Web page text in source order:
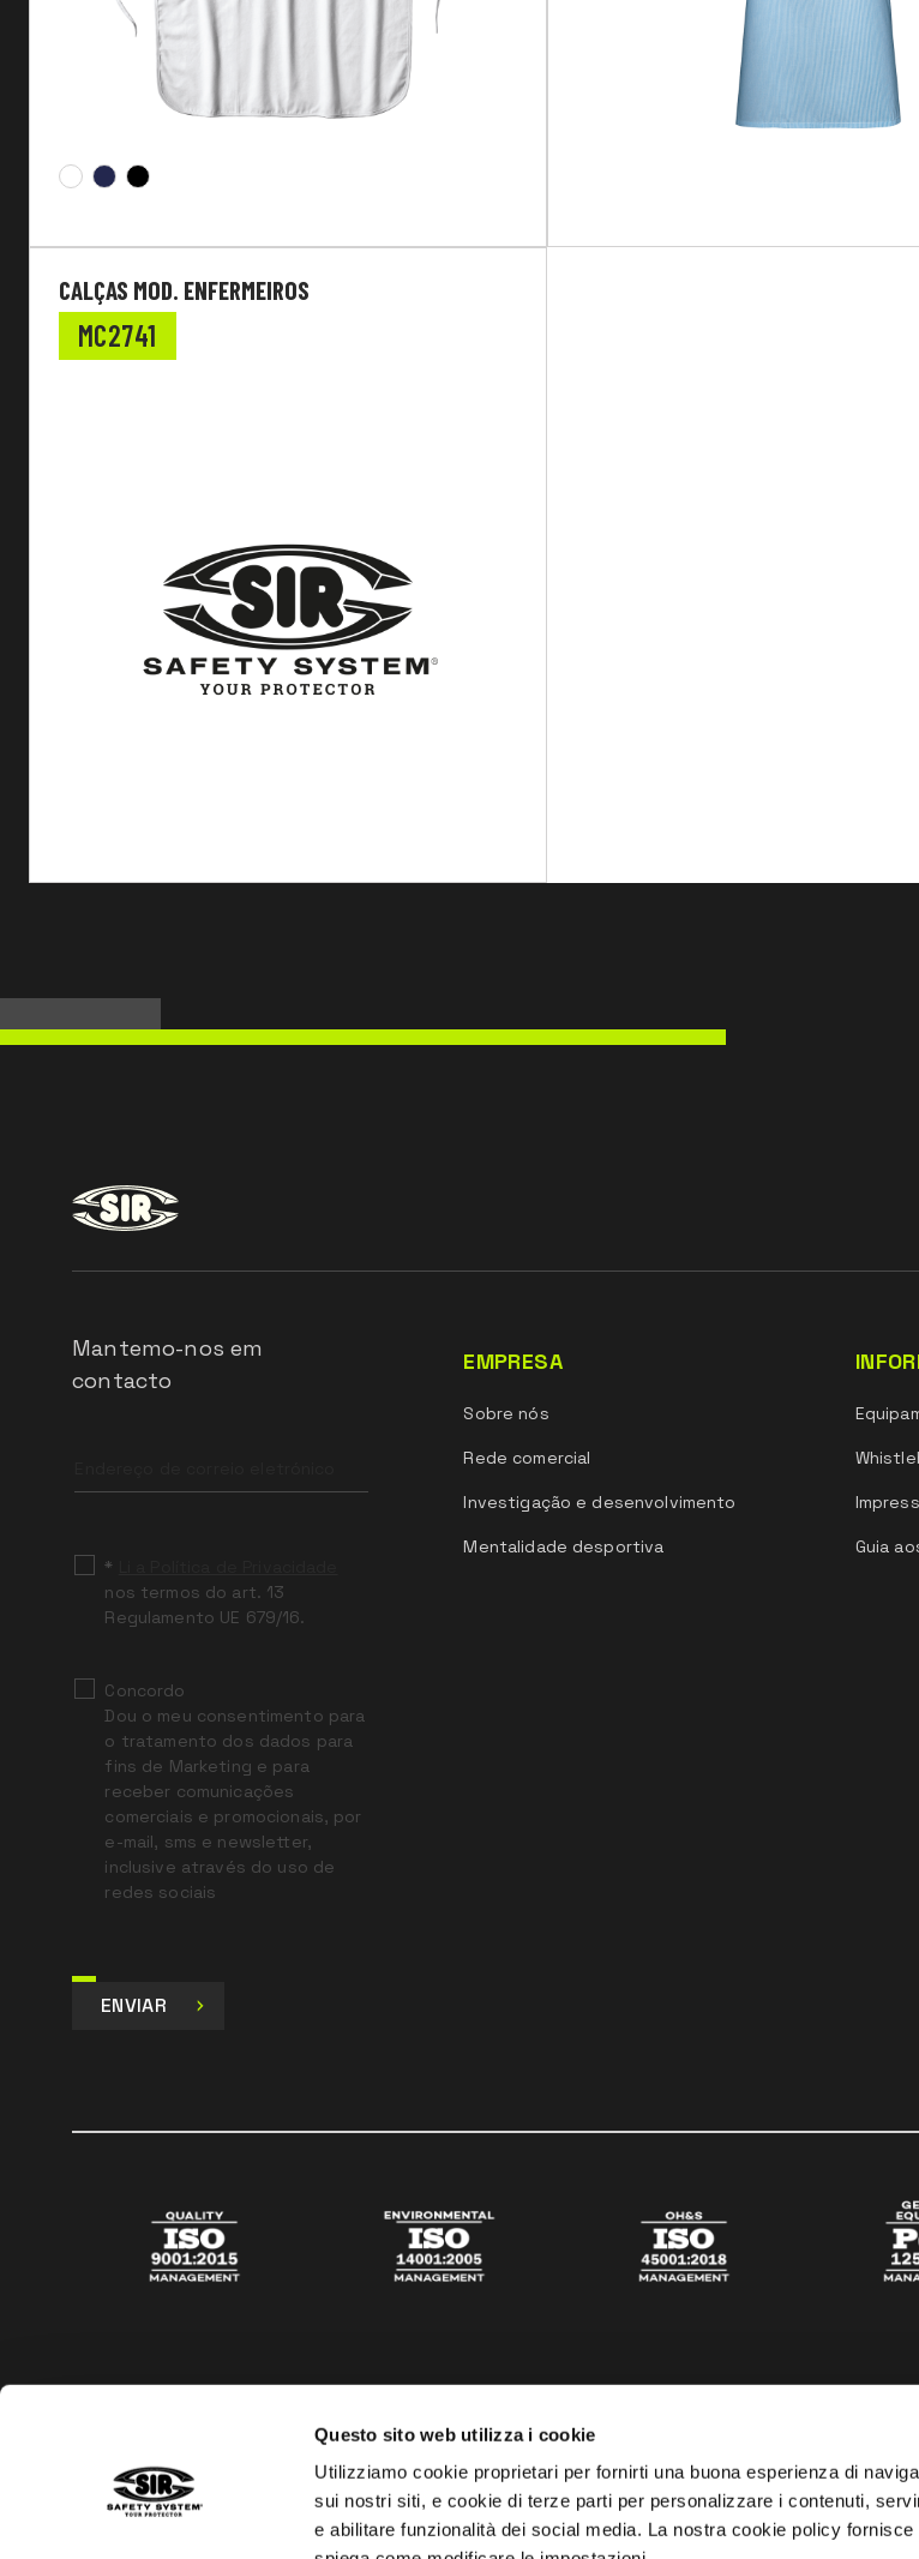
Questo sito web utilizza i cookie
Utilizziamo cookie proprietari per fornirti una buona esperienza di
sui nostri siti, e cookie di terze parti per personalizzare i contenuti,
e abilitare funzionalità dei social media. La nostra cookie policy
Mangas
CALÇAS MOD. ENFERMEIROS
MC2741
Mantemo-nos em
contacto
field
*
nos termos do art. 13
Regulamento UE 679/16.
Concordo
Dou o meu consentimento para
o tratamento dos dados para
fins de Marketing e para
receber comunicações
comerciais e promocionais, por
e-mail, sms e newsletter,
inclusive através do uso de
redes sociais
ENVIAR
EMPRESA
Sobre nós
Rede comercial
Investigação e desenvolvimento
Mentalidade desportiva Guia